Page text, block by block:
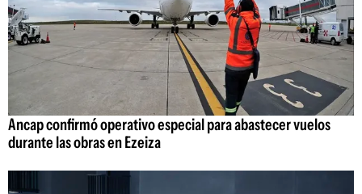
Ancap confirmó operativo especial para abastecer vuelos
durante las obras en Ezeiza